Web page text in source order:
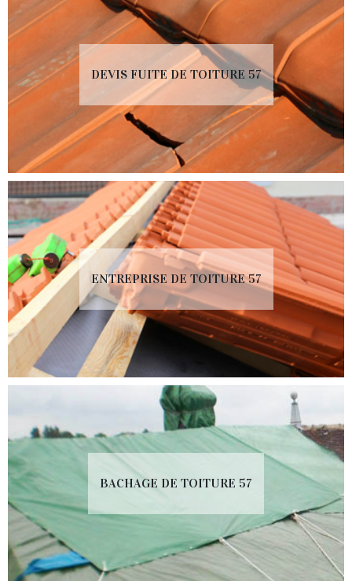
DEVIS FUITE DE TOITURE 57
ENTREPRISE DE TOITURE 57
BACHAGE DE TOITURE 57